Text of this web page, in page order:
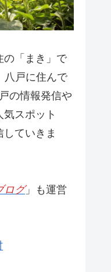
の「まき」で
八戸に住んで
の情報発信や
スポット
ていきま
ログ」も運営